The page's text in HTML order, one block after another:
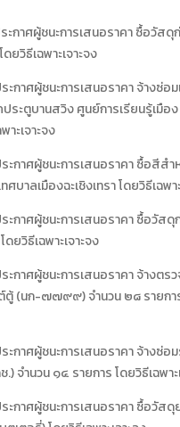
กาศผู้ชนะการเสนอราคา ซื้อวัสดุ
ยวิธีเฉพาะเจาะจง
กาศผู้ชนะการเสนอราคา จ้างซ่อ
ระตูบานสวิง ศูนย์การเรียนรู้เมือง
าะเจาะจง
กาศผู้ชนะการเสนอราคา ซื้อสีสำ
บาลเมืองฉะเชิงเทรา โดยวิธีเฉพา
กาศผู้ชนะการเสนอราคา ซื้อวัสดุ
ยวิธีเฉพาะเจาะจง
กาศผู้ชนะการเสนอราคา จ้างตรว
ตู้ (นก-๗๗๙๙) จำนวน ๒๘ รายกา
กาศผู้ชนะการเสนอราคา จ้างซ่อ
จำนวน ๑๔ รายการ โดยวิธีเฉพาะ
กาศผู้ชนะการเสนอราคา ซื้อวัสดุ